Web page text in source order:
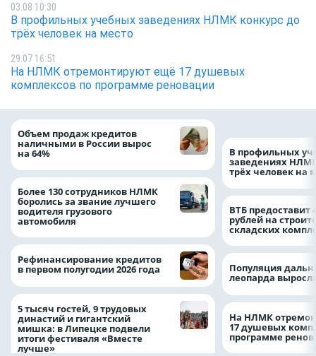
03.08 10:30
В профильных учебных заведениях НЛМК конкурс до
трёх человек на место
29.07 16:51
На НЛМК отремонтируют ещё 17 душевых
комплексов по программе реновации
Объем продаж кредитов
наличными в России вырос
на 64%
Более 130 сотрудников НЛМК
боролись за звание лучшего
водителя грузового
автомобиля
Рефинансирование кредитов
в первом полугодии 2026 года
5 тысяч гостей, 9 трудовых
династий и гигантский
мишка: в Липецке подвели
итоги фестиваля «Вместе
лучше»
В профильных
заведениях
трёх человек на
ВТБ предоставит
рублей на
складских
Популяция
леопарда
На НЛМК
17 душевых
программе